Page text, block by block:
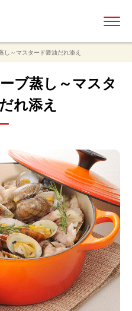
し～マスタード醤油だれ添え
ブ蒸し～マスタ
れ添え